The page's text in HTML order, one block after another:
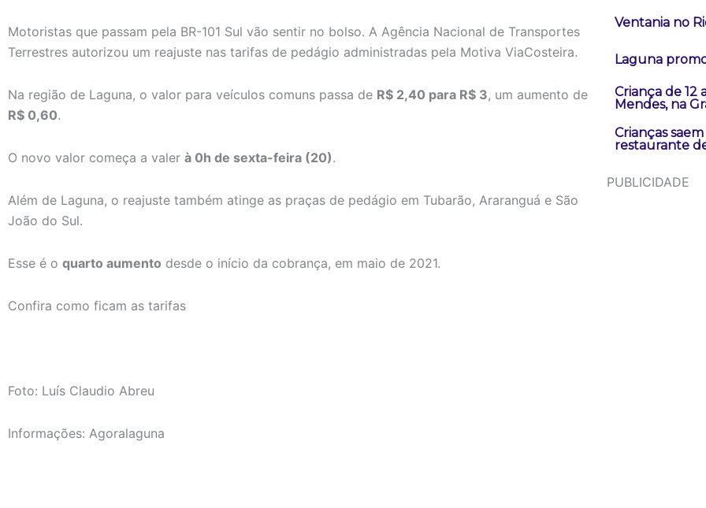
Motoristas que passam pela BR-101 Sul vão sentir no bolso. A Agência Nacional de Transportes
Terrestres autorizou um reajuste nas tarifas de pedágio administradas pela Motiva ViaCosteira.
Na região de Laguna, o valor para veículos comuns passa de R$ 2,40 para R$ 3, um aumento de
R$ 0,60.
O novo valor começa a valer à 0h de sexta-feira (20).
Além de Laguna, o reajuste também atinge as praças de pedágio em Tubarão, Araranguá e São
João do Sul.
Esse é o quarto aumento desde o início da cobrança, em maio de 2021.
Confira como ficam as tarifas
Foto: Luís Claudio Abreu
Informações: Agoralaguna
Ventania no
Laguna
Criança de 12
Mendes, na
Crianças
restaurante
PUBLICIDADE